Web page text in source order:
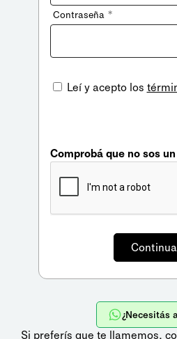
+598
Contraseña *
Leí y acepto los
Comprobá que no sos
¿Necesitás
Si preferís que te llamemos,